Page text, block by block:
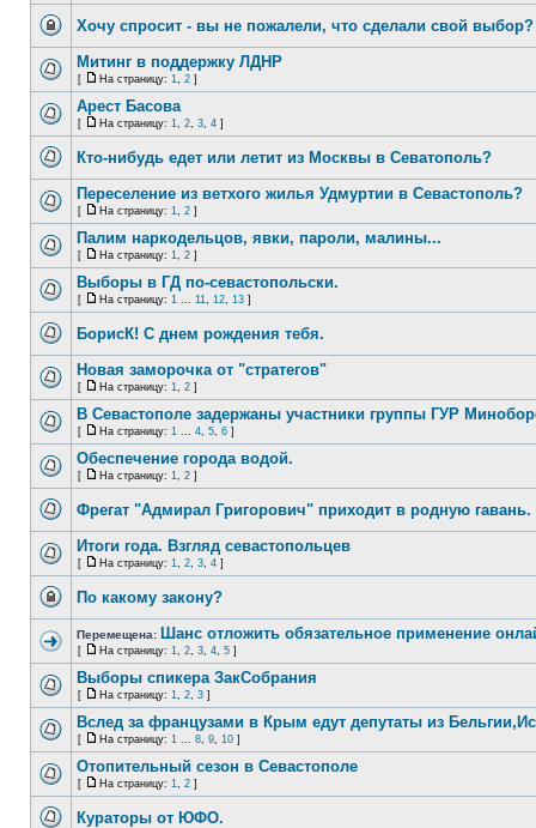
Хочу спросит - вы не пожалели, что сделали свой выбор?
Митинг в поддержку ЛДНР
[ На страницу: 1, 2 ]
Арест Басова
[ На страницу: 1, 2, 3, 4 ]
Кто-нибудь едет или летит из Москвы в Севатополь?
Переселение из ветхого жилья Удмуртии в Севастополь?
[ На страницу: 1, 2 ]
Палим наркодельцов, явки, пароли, малины...
[ На страницу: 1, 2 ]
Выборы в ГД по-севастопольски.
[ На страницу: 1 ... 11, 12, 13 ]
БорисК! С днем рождения тебя.
Новая заморочка от "стратегов"
[ На страницу: 1, 2 ]
В Севастополе задержаны участники группы ГУР
[ На страницу: 1 ... 4, 5, 6 ]
Обеспечение города водой.
[ На страницу: 1, 2 ]
Фрегат "Адмирал Григорович" приходит в родную гавань.
Итоги года. Взгляд севастопольцев
[ На страницу: 1, 2, 3, 4 ]
По какому закону?
Перемещена: Шанс отложить обязательное применение
[ На страницу: 1, 2, 3, 4, 5 ]
Выборы спикера ЗакСобрания
[ На страницу: 1, 2, 3 ]
Вслед за французами в Крым едут депутаты из
[ На страницу: 1 ... 8, 9, 10 ]
Отопительный сезон в Севастополе
[ На страницу: 1, 2 ]
Кураторы от ЮФО.